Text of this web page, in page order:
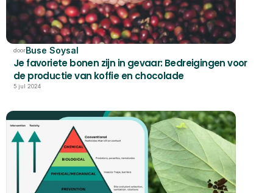
doorBuse Soysal
Je favoriete bonen zijn in gevaar: Bedreigingen voor
de productie van koffie en chocolade
5 jul 2024